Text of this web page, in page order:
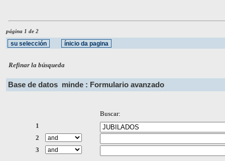
página 1 de 2
Refinar la búsqueda
Base de datos minde : Formulario avanzado
Buscar:
1
2
3